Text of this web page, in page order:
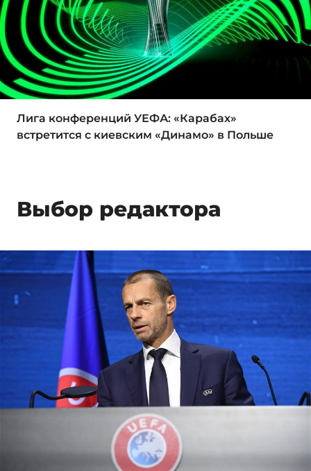
Лига конференций УЕФА: «Карабах»
встретится с киевским «Динамо» в Польше
Выбор редактора